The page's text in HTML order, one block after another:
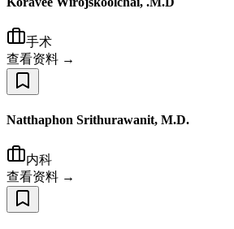
手术
查看资料 →
Natthaphon Srithurawanit, M.D.
内科
查看资料 →